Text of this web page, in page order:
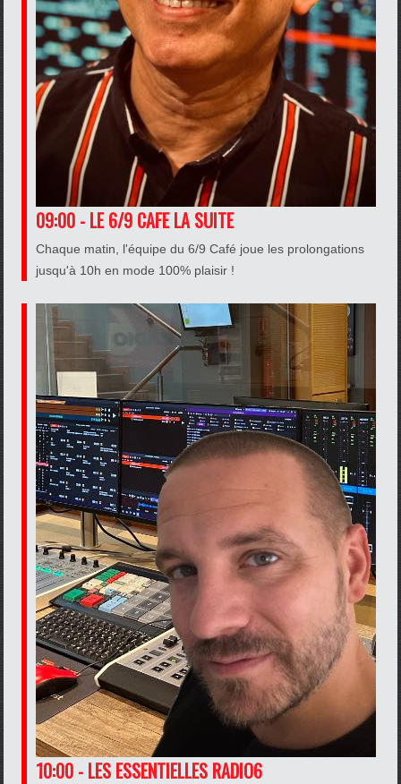
09:00 - LE 6/9 CAFE LA SUITE
Chaque matin, l'équipe du 6/9 Café joue les prolongations
jusqu'à 10h en mode 100% plaisir !
10:00 - LES ESSENTIELLES RADIO6